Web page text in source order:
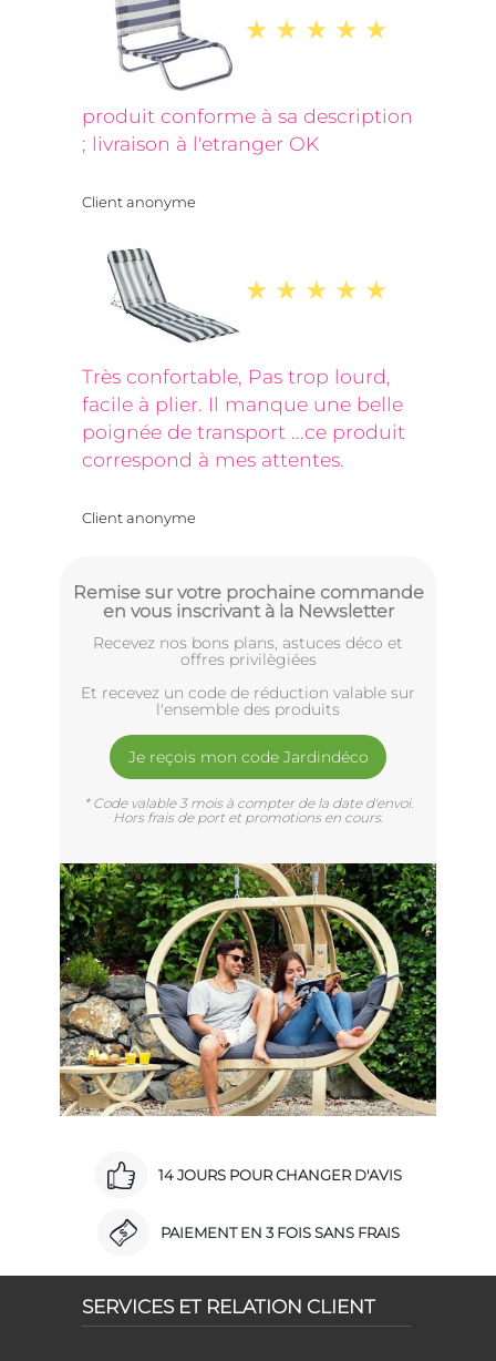
produit conforme à sa description
; livraison à l'etranger OK
Client anonyme
Très confortable, Pas trop lourd,
facile à plier. Il manque une belle
poignée de transport ...ce produit
correspond à mes attentes.
Client anonyme
Remise sur votre prochaine commande
en vous inscrivant à la Newsletter
Recevez nos bons plans, astuces déco et
offres privilègiées
Et recevez un code de réduction valable sur
l'ensemble des produits
Je reçois mon code Jardindéco
* Code valable 3 mois à compter de la date d'envoi.
Hors frais de port et promotions en cours.
14 JOURS POUR CHANGER D'AVIS
PAIEMENT EN 3 FOIS SANS FRAIS
SERVICES ET RELATION CLIENT